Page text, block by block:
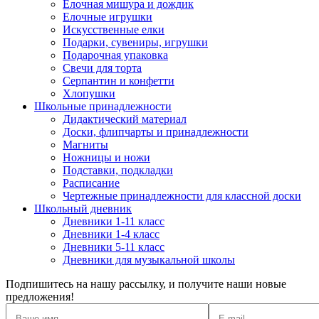
Елочная мишура и дождик
Елочные игрушки
Искусственные елки
Подарки, сувениры, игрушки
Подарочная упаковка
Свечи для торта
Серпантин и конфетти
Хлопушки
Школьные принадлежности
Дидактический материал
Доски, флипчарты и принадлежности
Магниты
Ножницы и ножи
Подставки, подкладки
Расписание
Чертежные принадлежности для классной доски
Школьный дневник
Дневники 1-11 класс
Дневники 1-4 класс
Дневники 5-11 класс
Дневники для музыкальной школы
Подпишитесь на нашу рассылку, и получите наши новые
предложения!